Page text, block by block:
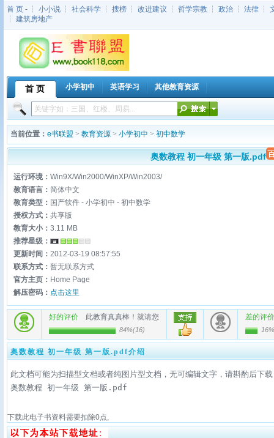
首 页 - ┆ 小小说 ┆ 社会科学 ┆ 搜榜 ┆ 改进建议 ┆ 哲学宗教 ┆ 政治 ┆ 法律 ┆
┆ 建筑房地产
首 页 小学初中 英语学习 其他教育资源
当前位置： e书联盟 > 教育资源 > 小学初中 > 初中数学
奥数教程 初一年级 第一版.pdf
运行环境： Win9X/Win2000/WinXP/Win2003/
教育语言： 简体中文
教育类型： 国产软件 - 小学初中 - 初中数学
授权方式： 共享版
教育大小： 3.11 MB
推荐星级：
更新时间： 2012-03-19 08:57:55
联系方式： 暂无联系方式
官方主页： Home Page
解压密码： 点击这里
好的评价 此教育真真棒！就请您
84%(16)
差的评价
16%
奥数教程 初一年级 第一版.pdf介绍
此文档可能为扫描型文档或者纯图片型文档，无可编辑文字，请斟酌后下载
奥数教程 初一年级 第一版.pdf
下载此电子书资料需要扣除0点,